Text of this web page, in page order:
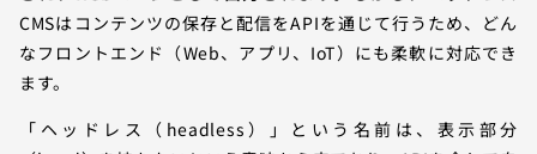
CMSはコンテンツの保存と配信をAPIを通じて行うため、どん
なフロントエンド（Web、アプリ、IoT）にも柔軟に対応でき
ます。
「ヘッドレス（headless）」という名前は、表示部分